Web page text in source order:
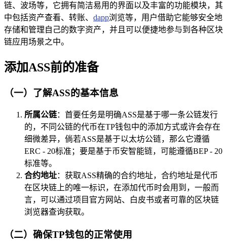
链、波场等，它拥有简洁易用的界面以及丰富的功能模块，其
中包括资产查看、转账、 dapp浏览等，用户借助它能够安全地
存储和管理自己的数字资产，并且可以便捷地参与到各种区块
链应用场景之中。
添加ASS前的准备
（一）了解ASS的基本信息
所属公链：首要任务是明确ASS是基于哪一条公链发行
的，不同公链的代币在TP钱包中的添加方式或许会存在
细微差异，倘若ASS是基于以太坊公链，那么它遵循
ERC - 20标准；要是基于币安智能链，可能遵循BEP - 20
标准等。
合约地址：获取ASS精确的合约地址，合约地址是代币
在区块链上的唯一标识，在添加代币时会用到，一般而
言，可以通过项目官方网站、白皮书或者可靠的区块链
浏览器查询获取。
（二）确保TP钱包的正常使用